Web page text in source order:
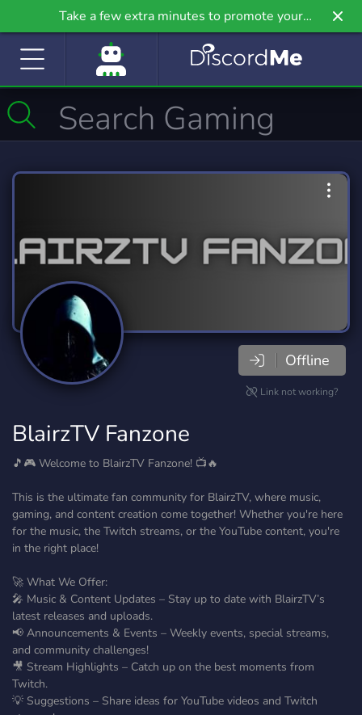
Take a few extra minutes to promote your
community even further on Griv.io, our newest
Offline
Link not working?
BlairzTV Fanzone
🎵🎮 Welcome to BlairzTV Fanzone! 📺🔥
This is the ultimate fan community for BlairzTV, where music,
gaming, and content creation come together! Whether you're here
for the music, the Twitch streams, or the YouTube content, you're
in the right place!
🚀 What We Offer:
🎤 Music & Content Updates – Stay up to date with BlairzTV’s
latest releases and uploads.
📢 Announcements & Events – Weekly events, special streams,
and community challenges!
🎥 Stream Highlights – Catch up on the best moments from
Twitch.
💡 Suggestions – Share ideas for YouTube videos and Twitch